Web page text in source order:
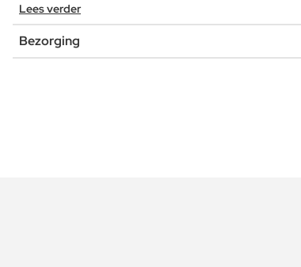
Lees verder
Bezorging